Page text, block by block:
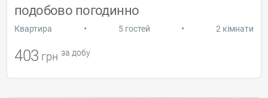
подобово погодинно
Квартира • 5 гостей • 2 кімнати
403 грн за добу